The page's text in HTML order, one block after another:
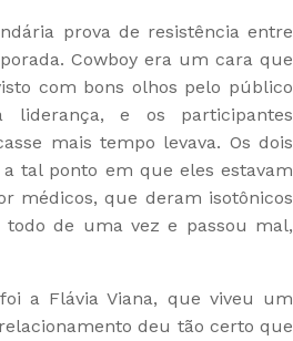
prova de resistência entre
Cowboy era um cara que
com bons olhos pelo público
liderança, e os participantes
mais tempo levava. Os dois
tal ponto em que eles estavam
médicos, que deram isotônicos
de uma vez e passou mal,
a Flávia Viana, que viveu um
deu tão certo que